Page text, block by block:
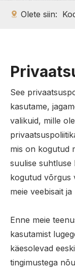
Olete siin:
See
kasutame,
valikuid, mille
mis on kogutud
suulise suhtluse
kogutud võrgus
meie veebisait
Enne meie
kasutamist
käesolevad
tingimustega